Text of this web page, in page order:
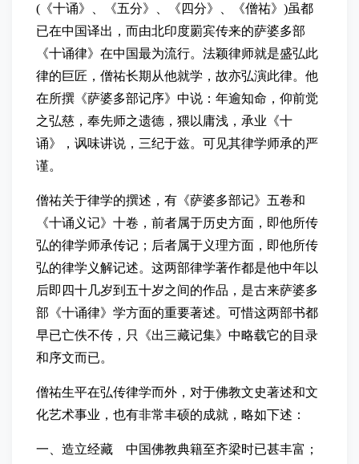
(《十诵》、《五分》、《四分》、《僧祐》)虽都
已在中国译出，而由北印度罽宾传来的萨婆多部
《十诵律》在中国最为流行。法颖律师就是盛弘此
律的巨匠，僧祐长期从他就学，故亦弘演此律。他
在所撰《萨婆多部记序》中说：年逾知命，仰前觉
之弘慈，奉先师之遗德，猥以庸浅，承业《十
诵》，讽味讲说，三纪于兹。可见其律学师承的严
谨。
僧祐关于律学的撰述，有《萨婆多部记》五卷和
《十诵义记》十卷，前者属于历史方面，即他所传
弘的律学师承传记；后者属于义理方面，即他所传
弘的律学义解记述。这两部律学著作都是他中年以
后即四十几岁到五十岁之间的作品，是古来萨婆多
部《十诵律》学方面的重要著述。可惜这两部书都
早已亡佚不传，只《出三藏记集》中略载它的目录
和序文而已。
僧祐生平在弘传律学而外，对于佛教文史著述和文
化艺术事业，也有非常丰硕的成就，略如下述：
一、造立经藏 中国佛教典籍至齐梁时已甚丰富；